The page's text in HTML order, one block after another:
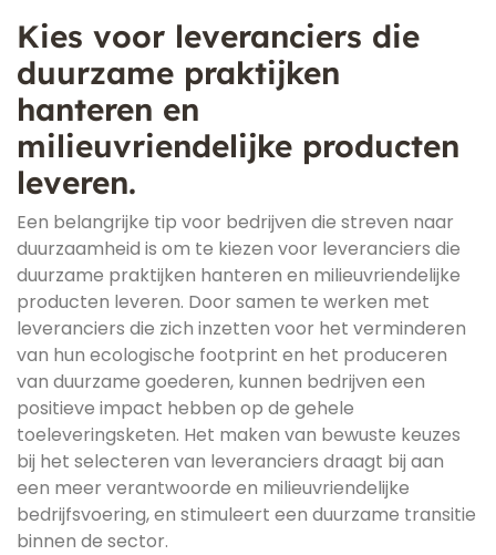
Kies voor leveranciers die
duurzame praktijken
hanteren en
milieuvriendelijke producten
leveren.
Een belangrijke tip voor bedrijven die streven naar
duurzaamheid is om te kiezen voor leveranciers die
duurzame praktijken hanteren en milieuvriendelijke
producten leveren. Door samen te werken met
leveranciers die zich inzetten voor het verminderen
van hun ecologische footprint en het produceren
van duurzame goederen, kunnen bedrijven een
positieve impact hebben op de gehele
toeleveringsketen. Het maken van bewuste keuzes
bij het selecteren van leveranciers draagt bij aan
een meer verantwoorde en milieuvriendelijke
bedrijfsvoering, en stimuleert een duurzame transitie
binnen de sector.